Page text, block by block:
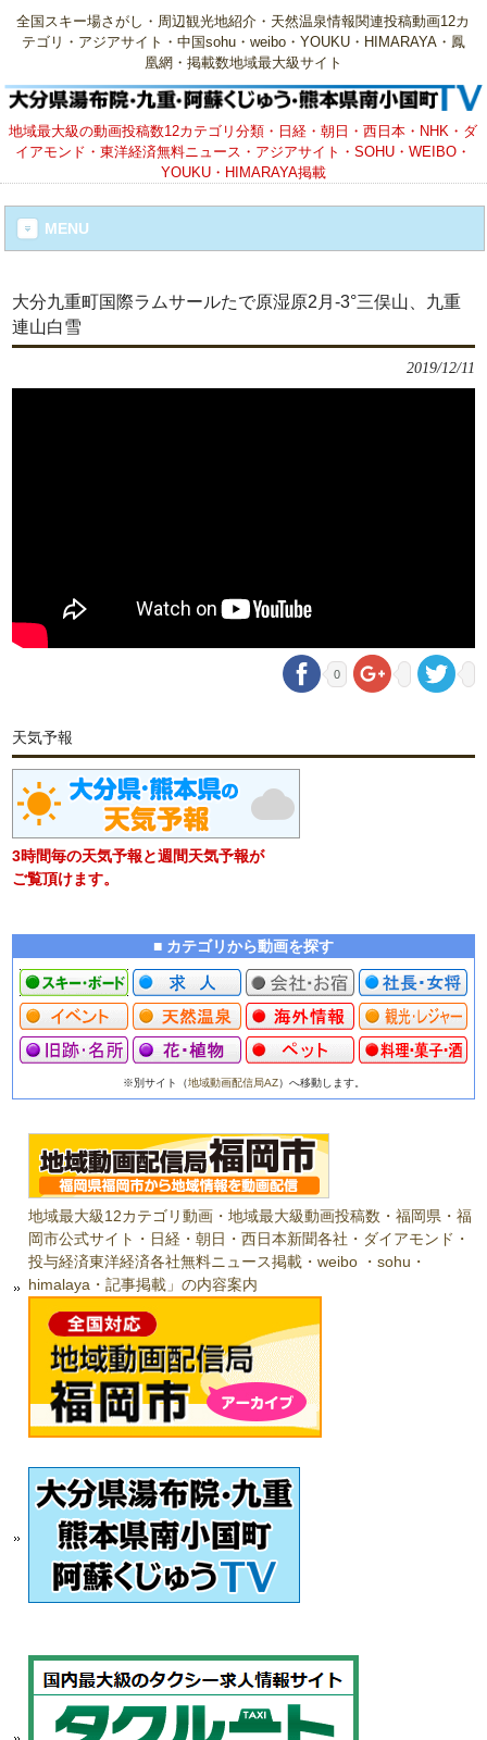
全国スキー場さがし・周辺観光地紹介・天然温泉情報関連投稿動画12カ
テゴリ・アジアサイト・中国sohu・weibo・YOUKU・HIMARAYA・鳳
凰網・掲載数地域最大級サイト
地域最大級の動画投稿数12カテゴリ分類・日経・朝日・西日本・NHK・ダ
イアモンド・東洋経済無料ニュース・アジアサイト・SOHU・WEIBO・
YOUKU・HIMARAYA掲載
MENU
大分九重町国際ラムサールたで原湿原2月‐3°三俣山、九重
連山白雪
2019/12/11
0
天気予報
3時間毎の天気予報と週間天気予報が
ご覧頂けます。
■ カテゴリから動画を探す
※別サイト（地域動画配信局AZ）へ移動します。
地域最大級12カテゴリ動画・地域最大級動画投稿数・福岡県・福
岡市公式サイト・日経・朝日・西日本新聞各社・ダイアモンド・
投与経済東洋経済各社無料ニュース掲載・weibo ・sohu・
himalaya・記事掲載」の内容案内